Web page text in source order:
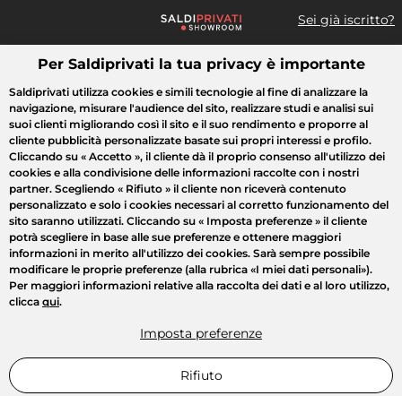
Sei già iscritto?
Cosa cerchi?
Tutte le vendite Moda Casa Bellezza Elettrodomestici
Per Saldiprivati la tua privacy è importante
Saldiprivati utilizza cookies e simili tecnologie al fine di analizzare la
navigazione, misurare l'audience del sito, realizzare studi e analisi sui
suoi clienti migliorando così il sito e il suo rendimento e proporre al
cliente pubblicità personalizzate basate sui propri interessi e profilo.
Cliccando su « Accetto », il cliente dà il proprio consenso all'utilizzo dei
cookies e alla condivisione delle informazioni raccolte con i nostri
partner. Scegliendo « Rifiuto » il cliente non riceverà contenuto
personalizzato e solo i cookies necessari al corretto funzionamento del
sito saranno utilizzati. Cliccando su « Imposta preferenze » il cliente
potrà scegliere in base alle sue preferenze e ottenere maggiori
informazioni in merito all'utilizzo dei cookies. Sarà sempre possibile
modificare le proprie preferenze (alla rubrica «I miei dati personali»).
Per maggiori informazioni relative alla raccolta dei dati e al loro utilizzo,
clicca qui.
Imposta preferenze
Rifiuto